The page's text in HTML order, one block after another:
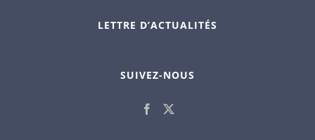
LETTRE D’ACTUALITÉS
SUIVEZ-NOUS